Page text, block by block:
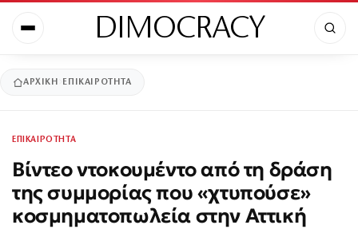
DIMOCRACY
ΑΡΧΙΚΉ ΕΠΙΚΑΙΡΟΤΗΤΑ
ΕΠΙΚΑΙΡΟΤΗΤΑ
Βίντεο ντοκουμέντο από τη δράση
της συμμορίας που «χτυπούσε»
κοσμηματοπωλεία στην Αττική